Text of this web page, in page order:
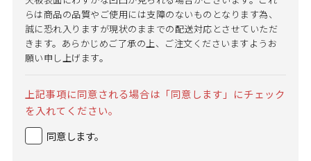
らは商品の品質やご使用には支障のないものとなります為、
誠に恐れ入りますが現状のままでの配送対応とさせていただ
きます。あらかじめご了承の上、ご注文くださいますようお
願い申し上げます。
上記事項に同意される場合は「同意します」にチェック
を入れてください。
同意します。